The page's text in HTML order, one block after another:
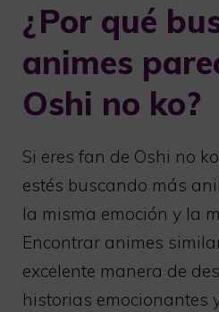
¿Por qué
animes
Oshi no ko?
Si eres fan de Oshi no
estés buscando más
la misma emoción y la
Encontrar animes
excelente manera de
historias emocionantes